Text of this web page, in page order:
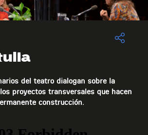
del teatro dialogan sobre la
proyectos transversales que hacen
construcción.